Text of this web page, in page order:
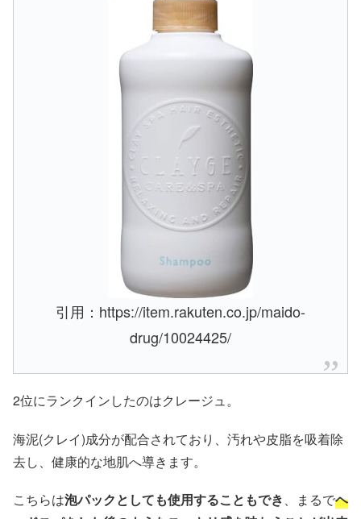
引用：https://item.rakuten.co.jp/maido-
drug/10024425/
2位にランクインしたのはクレージュ。
海泥(クレイ)成分が配合されており、汚れや皮脂を吸着除
去し、健康的な地肌へ導きます。
こちらは泡パックとしても使用することもでき、まるでヘ